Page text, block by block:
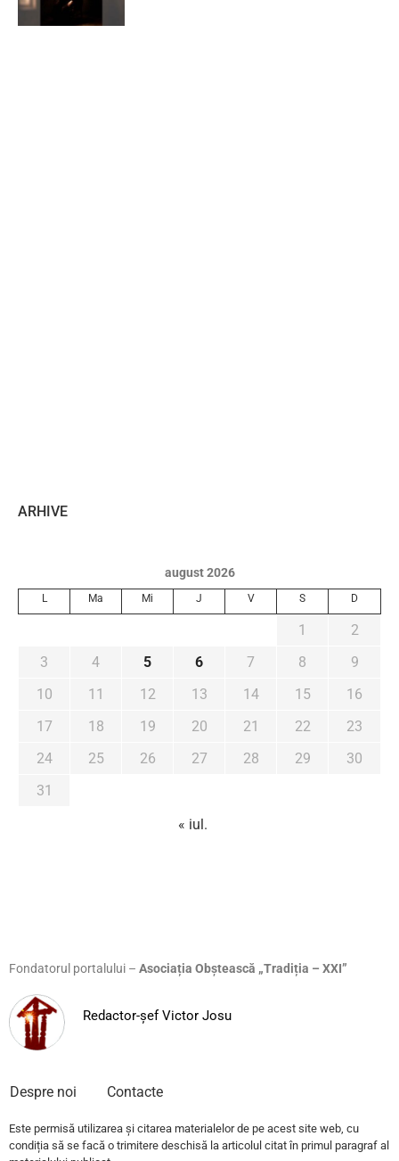
ARHIVE
august 2026
L Ma Mi J V S D
1
2
3
4 5 6 7 8
9
10
11 12 13 14 15
16
17
18 19 20 21 22
23
24
25 26 27 28 29
30
31
« iul.
Fondatorul portalului – Asociația Obștească „Tradiția – XXI”
Redactor-șef Victor Josu
Despre noi Contacte
Este permisă utilizarea și citarea materialelor de pe acest site web, cu
condiția să se facă o trimitere deschisă la articolul citat în primul paragraf al